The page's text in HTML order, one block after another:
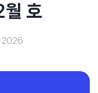
월 호
2026